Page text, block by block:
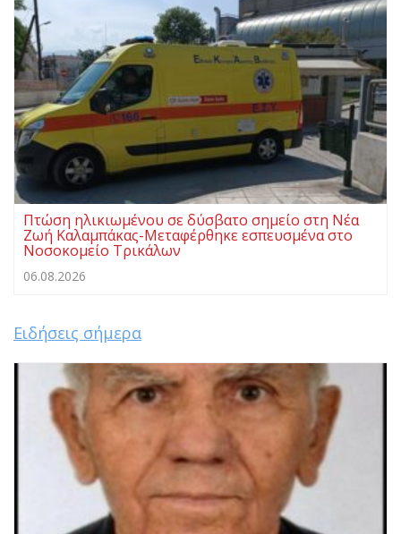
Πτώση ηλικιωμένου σε δύσβατο σημείο στη Νέα
Ζωή Καλαμπάκας-Μεταφέρθηκε εσπευσμένα στο
Νοσοκομείο Τρικάλων
06.08.2026
Ειδήσεις σήμερα